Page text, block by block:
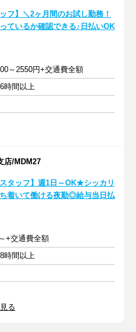
フ】＼2ヶ月間のお試し勤務！
ているか確認できる♪日払いOK
～2550円+交通費全額
時間以上
店/MDM27
スタッフ】週1日～OK★シッカリ
着いて働ける夜勤◎給与当日払
+交通費全額
時間以上
る